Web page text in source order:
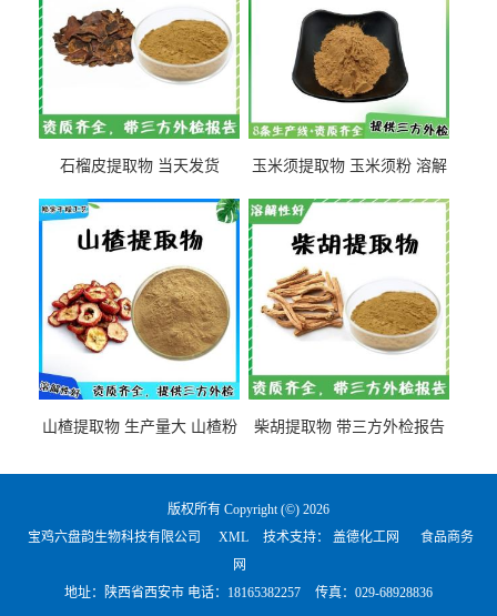
石榴皮提取物 当天发货
玉米须提取物 玉米须粉 溶解
山楂提取物 生产量大 山楂粉 柴胡提取物 带三方外检报告
版权所有 Copyright (©) 2026
宝鸡六盘韵生物科技有限公司
XML 技术支持： 盖德化工网
食品商务
网
地址：陕西省西安市 电话： 18165382257 传真：029-68928836